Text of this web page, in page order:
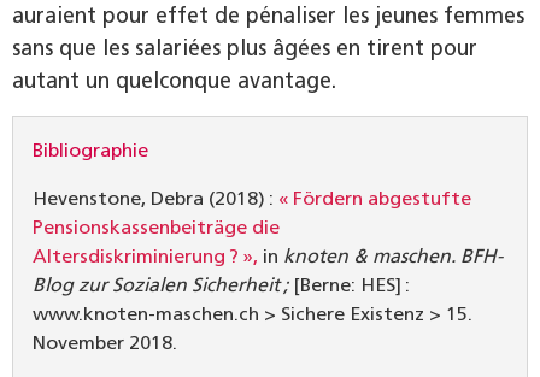
auraient pour effet de pénaliser les jeunes femmes
sans que les salariées plus âgées en tirent pour
autant un quelconque avantage.
Bibliographie
Hevenstone, Debra (2018) : « Fördern abgestufte
Pensionskassenbeiträge die
Altersdiskriminierung ? », in knoten & maschen. BFH-
Blog zur Sozialen Sicherheit ;[Berne: HES] :
www.knoten-maschen.ch > Sichere Existenz > 15.
November 2018.